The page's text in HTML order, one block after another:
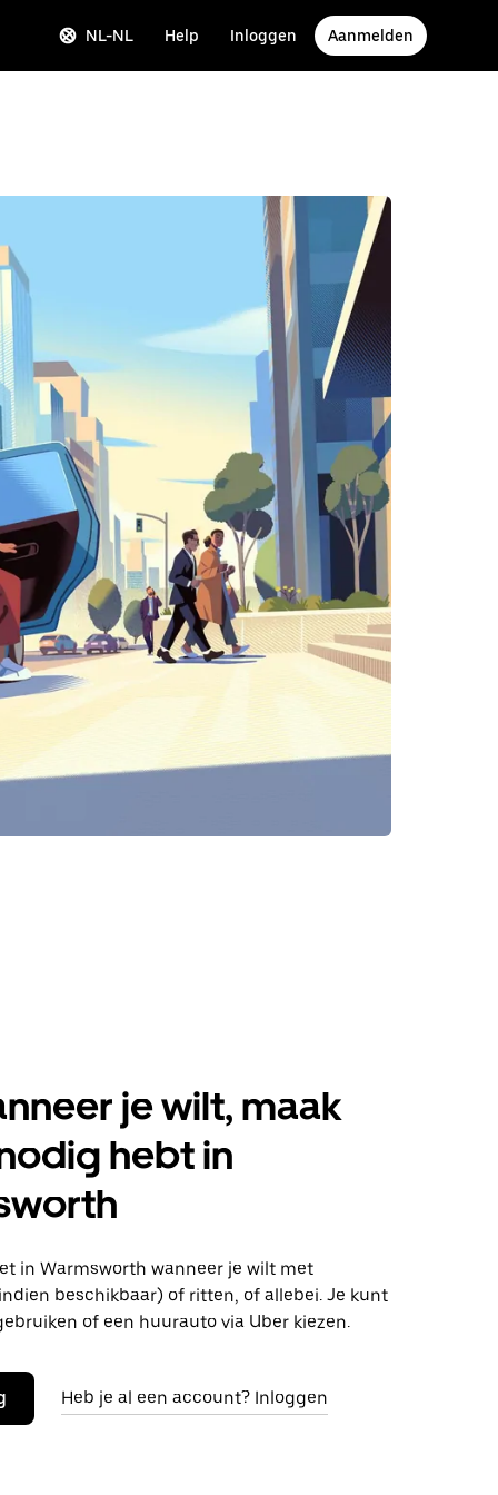
NL-NL Help Inloggen Aanmelden
je wilt, maak
hebt in
in Warmsworth wanneer je wilt met
beschikbaar) of ritten, of allebei. Je kunt
of een huurauto via Uber kiezen.
Heb je al een account? Inloggen